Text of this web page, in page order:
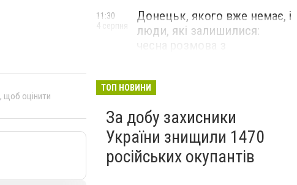
, щоб оцінити
Донецьк, якого вже немає, і
люди, які залишилися:
11:30
4 серпня
ТОП НОВИНИ
За добу захисники
України знищили 1470
російських окупантів